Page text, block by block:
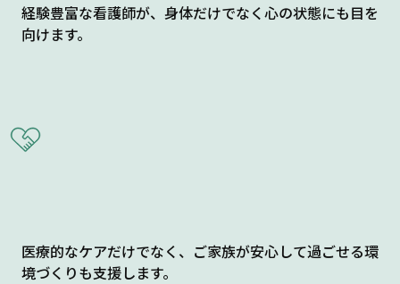
経験豊富な看護師が、身体だけでなく心の状態にも目を
向けます。
医療的なケアだけでなく、ご家族が安心して過ごせる環
境づくりも支援します。